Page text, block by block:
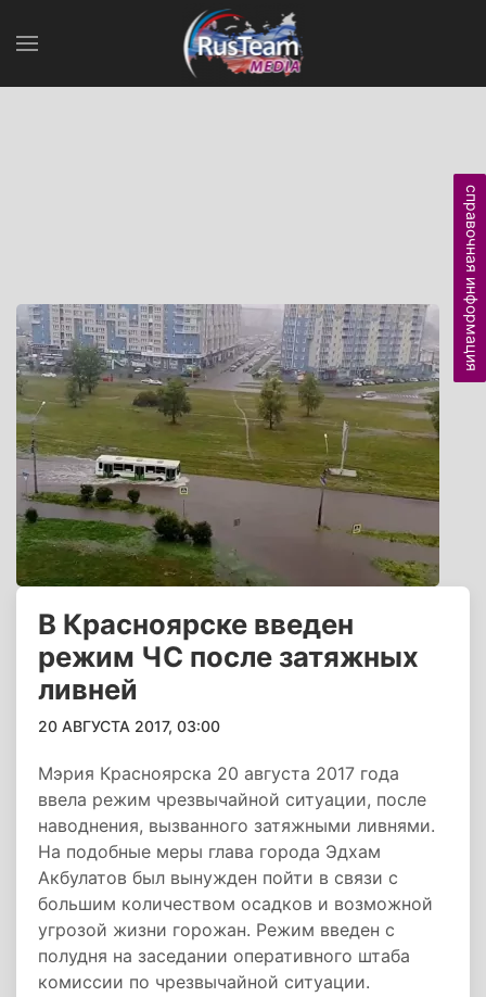
В Красноярске введен
режим ЧС после затяжных
ливней
20 АВГУСТА 2017, 03:00
Мэрия Красноярска 20 августа 2017 года
ввела режим чрезвычайной ситуации, после
наводнения, вызванного затяжными ливнями.
На подобные меры глава города Эдхам
Акбулатов был вынужден пойти в связи с
большим количеством осадков и возможной
угрозой жизни горожан. Режим введен с
полудня на заседании оперативного штаба
комиссии по чрезвычайной ситуации.
справочная информация